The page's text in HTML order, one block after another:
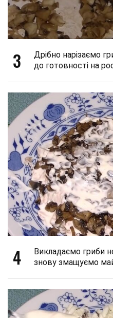
3
Дрібно нарізаємо
до готовності на
4
Викладаємо гриби
знову змащуємо